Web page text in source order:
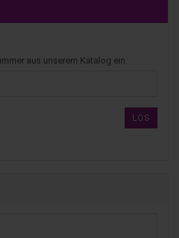
aus unserem Katalog ein.
LOS